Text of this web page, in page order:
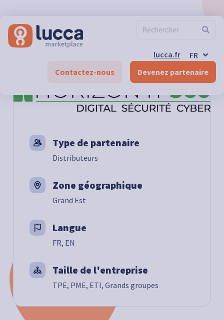
lucca.fr FR
FR-CH
DE
Contactez-nous
Devenez partenaire
Marketplace>RH & Juridique> HORIZON IT 360
Type de partenaire
Distributeurs
Zone géographique
Grand Est
Langue
FR, EN
Taille de l'entreprise
TPE, PME, ETI, Grands groupes